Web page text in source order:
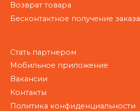
Возврат товара
Бесконтактное получение заказа
Стать партнером
Мобильное приложение
Вакансии
Контакты
Политика конфиденциальности